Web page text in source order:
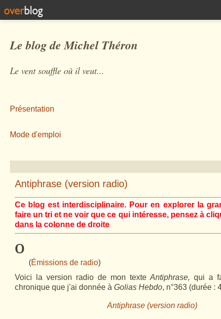
Le blog de Michel Théron
Le vent souffle où il veut...
Présentation
Mode d'emploi
Antiphrase (version radio)
Ce blog est interdisciplinaire. Pour en explorer la
faire un tri et ne voir que ce qui intéresse, pensez à
dans la colonne de droite
º (Émissions de radio)
Voici la version radio de mon texteAntiphrase, qui a
chronique que j'ai donnée à Golias Hebdo, n°363 (durée :
Antiphrase (version radio)